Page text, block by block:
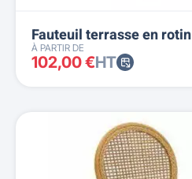
Fauteuil terrasse en rotin
À PARTIR DE
102,00 €HT